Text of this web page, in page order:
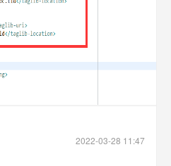
2022-03-28 11:47